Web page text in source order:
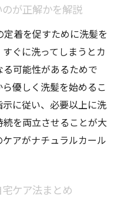
が正解かを解説
着を促すために洗髪を
ぐに洗ってしまうとカ
可能性があるためで
優しく洗髪を始めるこ
に従い、必要以上に洗
を両立させることが大
アがナチュラルカール
ケア法まとめ